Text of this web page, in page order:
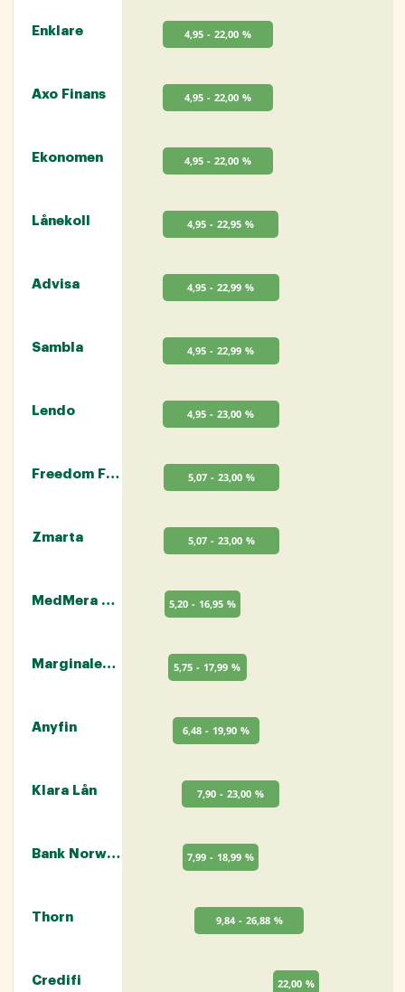
Enklare 4,95 - 22,00 %
Axo Finans 4,95 - 22,00 %
Ekonomen 4,95 - 22,00 %
Lånekoll 4,95 - 22,95 %
Advisa 4,95 - 22,99 %
Sambla 4,95 - 22,99 %
Lendo 4,95 - 23,00 %
Freedom Finance 5,07 - 23,00 %
Zmarta 5,07 - 23,00 %
MedMera Bank 5,20 - 16,95 %
Marginalen Bank 5,75 - 17,99 %
Anyfin 6,48 - 19,90 %
Klara Lån 7,90 - 23,00 %
Bank Norwegian 7,99 - 18,99 %
Thorn 9,84 - 26,88 %
Credifi 22,00 %